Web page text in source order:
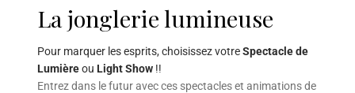
La jonglerie lumineuse
Pour marquer les esprits, choisissez votreSpectacle de
Lumièreou Light Show!!
Entrez dans le futur avec ces spectacles et animations de